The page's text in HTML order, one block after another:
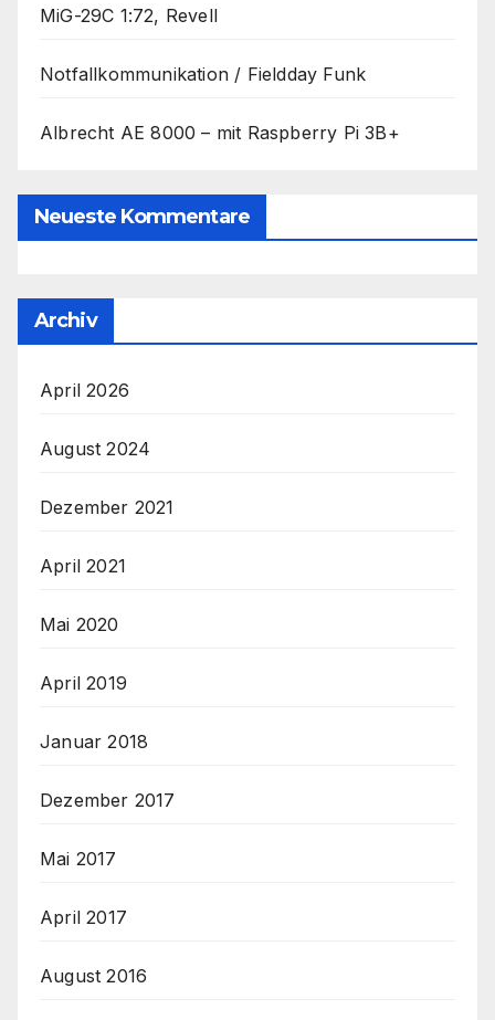
MiG-29C 1:72, Revell
Notfallkommunikation / Fieldday Funk
Albrecht AE 8000 – mit Raspberry Pi 3B+
Neueste Kommentare
Archiv
April 2026
August 2024
Dezember 2021
April 2021
Mai 2020
April 2019
Januar 2018
Dezember 2017
Mai 2017
April 2017
August 2016